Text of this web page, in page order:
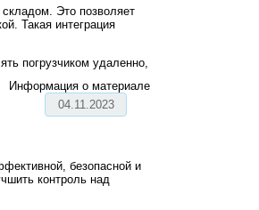
Информация о материале
04.11.2023
Это позволяет
Такая интеграция
погрузчиком удаленно,
безопасной и
контроль над